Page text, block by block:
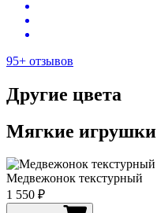
95+ отзывов
Другие цвета
Мягкие игрушки
Медвежонок текстурный
1 550 ₽